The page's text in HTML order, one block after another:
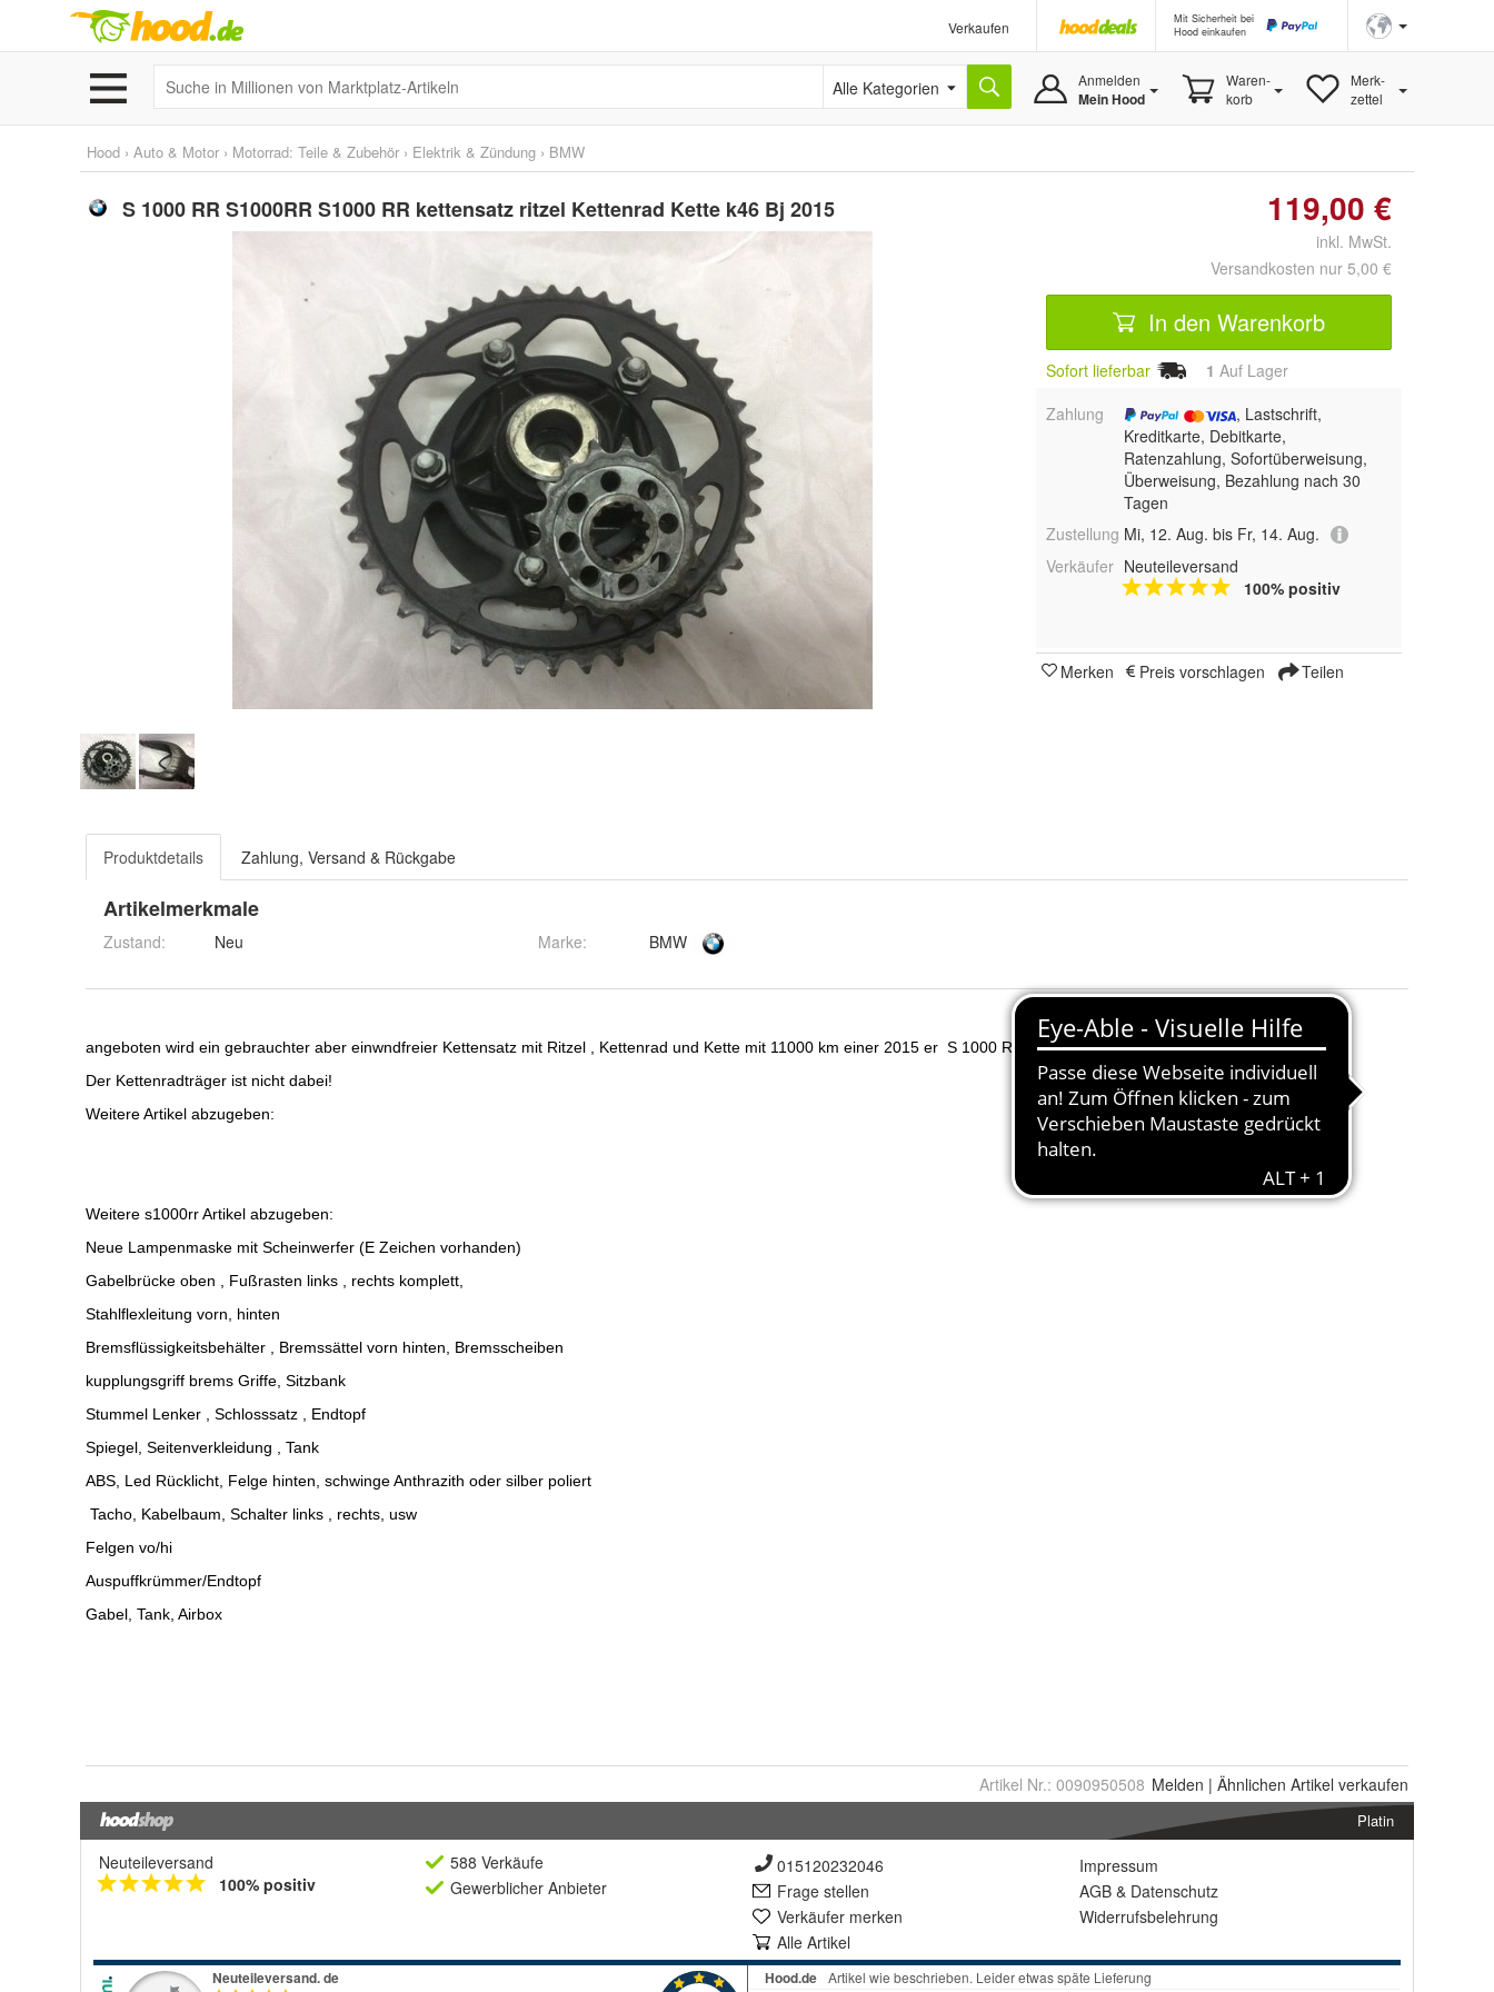
Verkaufen
Mit Sicherheit bei
Hood einkaufen
Alle Kategorien Anmelden
Mein Hood
Waren-
korb
Merk-
zettel
Hood › Auto & Motor › Motorrad: Teile & Zubehör › Elektrik & Zündung › BMW
S 1000 RR S1000RR S1000 RR kettensatz ritzel Kettenrad Kette k46 Bj 2015 119,00 €
inkl. MwSt.
Versandkosten nur 5,00 €
In den Warenkorb
Sofort lieferbar 1 Auf Lager
Zahlung
, Lastschrift,
Kreditkarte, Debitkarte,
Ratenzahlung, Sofortüberweisung,
Überweisung, Bezahlung nach 30
Tagen
Zustellung Mi, 12. Aug. bis Fr, 14. Aug.
Verkäufer Neuteileversand
100% positiv
Merken Preis vorschlagen Teilen
Produktdetails Zahlung, Versand & Rückgabe
Artikelmerkmale
Zustand: Neu Marke: BMW
Artikel Nr.: 0090950508 Melden | Ähnlichen Artikel verkaufen
Platin
Neuteileversand
100% positiv
588 Verkäufe
Gewerblicher Anbieter
015120232046
Frage stellen
Verkäufer merken
Alle Artikel
Impressum
AGB & Datenschutz
Widerrufsbelehrung